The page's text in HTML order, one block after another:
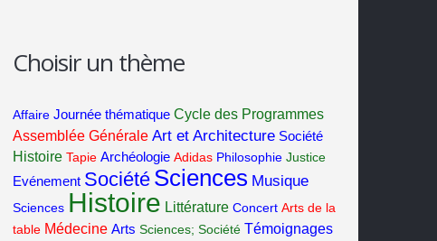
Choisir un thème
Affaire Journée thématique Cycle des Programmes
Assemblée Générale Art et Architecture Société
Histoire Tapie Archéologie Adidas Philosophie Justice
Evénement Société Sciences Musique
Sciences Histoire Littérature Concert Arts de la
table Médecine Arts Sciences; Société Témoignages